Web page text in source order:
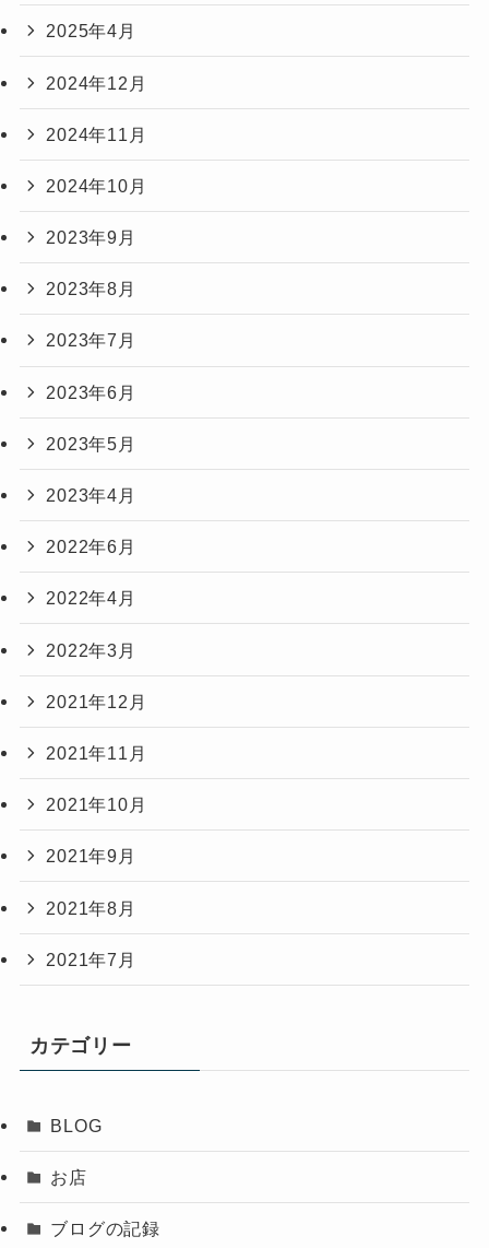
2025年4月
2024年12月
2024年11月
2024年10月
2023年9月
2023年8月
2023年7月
2023年6月
2023年5月
2023年4月
2022年6月
2022年4月
2022年3月
2021年12月
2021年11月
2021年10月
2021年9月
2021年8月
2021年7月
カテゴリー
BLOG
お店
ブログの記録